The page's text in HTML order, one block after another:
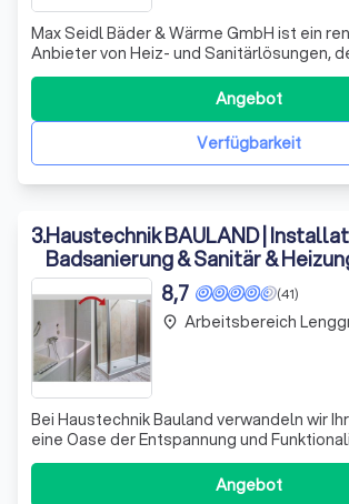
Max Seidl Bäder & Wärme GmbH ist ein
Anbieter von Heiz- und Sanitärlösungen,
der Branche tätig ist. Unser Unternehmen
einer Dorfschmiede zu einem modernen
entwickelt, der das gesamte Spektrum der
zeitgenössischen Heiz- und Sanitärtechnik
Verfügbarkeit
Angebot
3.Haustechnik BAULAND |
Badsanierung & Sanitär &
(41)
8,7
Bei Haustechnik Bauland verwandeln wir
eine Oase der Entspannung und
Spezialgebiet ist der Umbau von
modernen, begehbaren Duschen, die nicht
sparen, sondern auch den Zugang
Angebot
place Arbeitsbereich